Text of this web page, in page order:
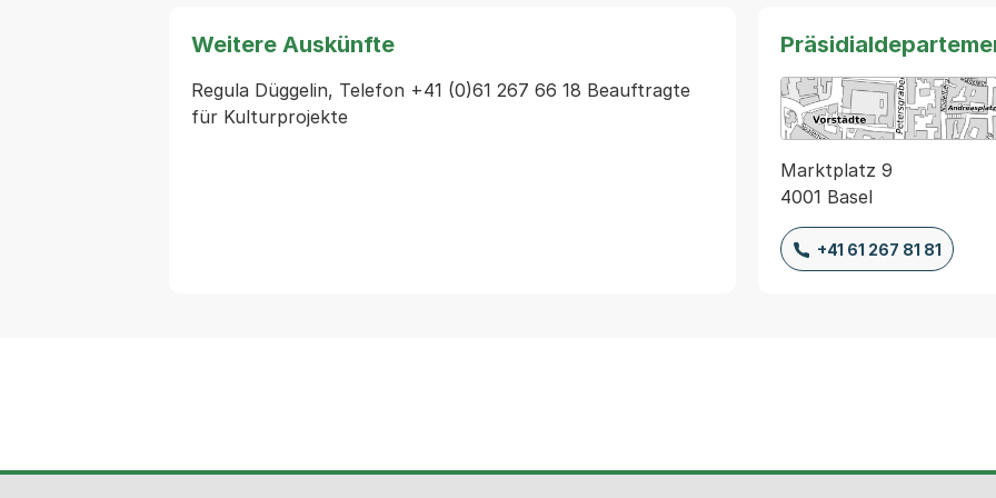
Weitere Auskünfte
Regula Düggelin, Telefon +41 (0)61 267 66 18 Beauftragte
für Kulturprojekte
Marktplatz 9
4001 Basel
+41 61 267 81 81